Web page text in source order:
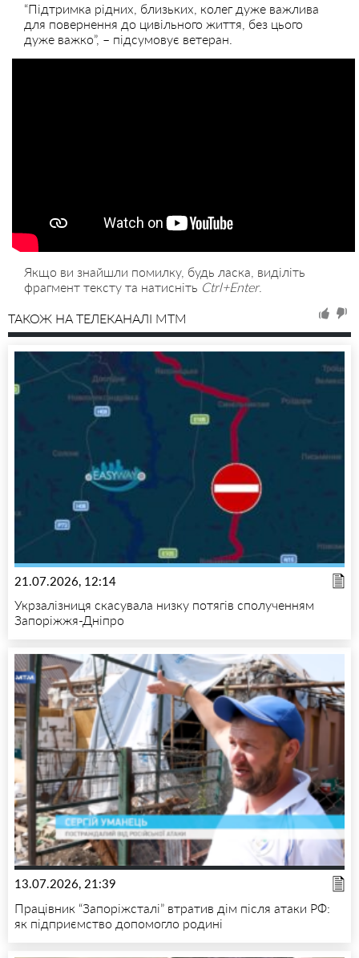
“Підтримка рідних, близьких, колег дуже важлива
для повернення до цивільного життя, без цього
дуже важко”, – підсумовує ветеран.
Якщо ви знайшли помилку, будь ласка, виділіть
фрагмент тексту та натисніть Ctrl+Enter.
ТАКОЖ НА ТЕЛЕКАНАЛІ MTM
21.07.2026, 12:14
Укрзалізниця скасувала низку потягів сполученням
Запоріжжя-Дніпро
13.07.2026, 21:39
Працівник “Запоріжсталі” втратив дім після атаки РФ:
як підприємство допомогло родині